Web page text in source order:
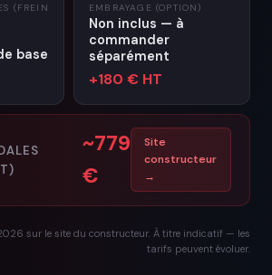
(FREIN
base
EMBRAYAGE (OPTION)
Non inclus — à
commander
séparément
+180 € HT
~779
€
Site
constructeur
→
2026 sur le site du constructeur. À titre indicatif — les
tarifs peuvent évoluer.